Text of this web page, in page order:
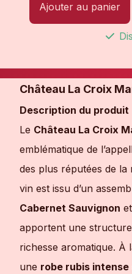
Ajouter au panier
Château La Croix
Description du produit
Le Château La Croix
emblématique de
des plus réputées de la
vin est issu d’un
Cabernet Sauvignon et
apportent une
richesse aromatique. À
une robe rubis intense